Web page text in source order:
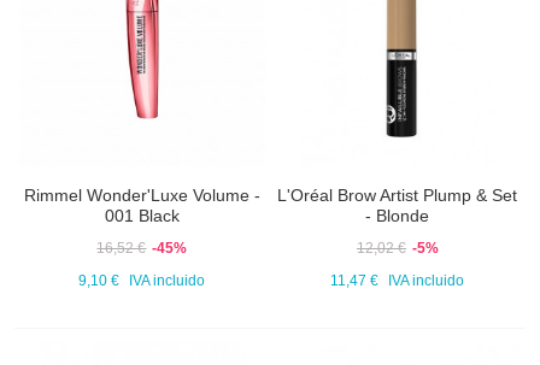
Rimmel Wonder'Luxe Volume -
001 Black
16,52 € -45%
9,10 €
IVA incluido
L'Oréal Brow Artist Plump & Set
- Blonde
12,02 € -5%
11,47 €
IVA incluido